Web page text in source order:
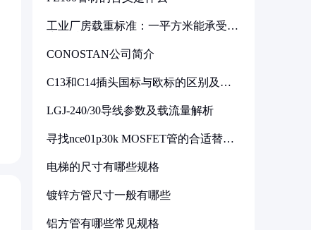
工业厂房载重标准：一平方米能承受多
CONOSTAN公司简介
C13和C14插头国标与欧标的区别及其
LGJ-240/30导线参数及载流量解析
寻找nce01p30k MOSFET管的合适替代
电梯的尺寸有哪些规格
镀锌方管尺寸一般有哪些
铝方管有哪些常见规格